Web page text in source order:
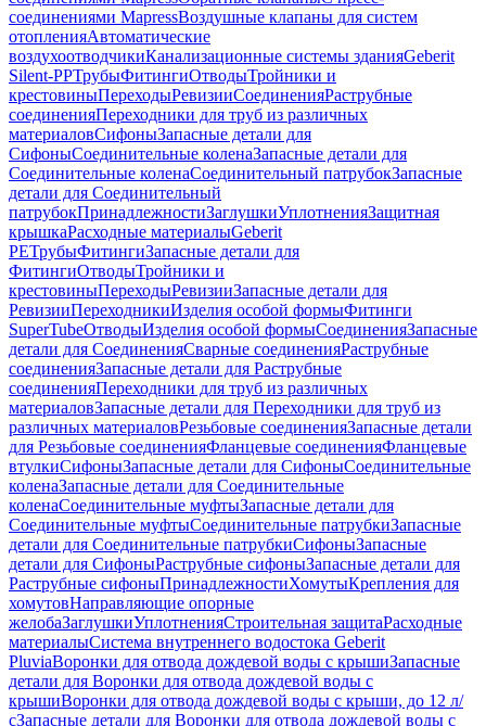
соединениями MapressВоздушные клапаны для систем
отопленияАвтоматические
воздухоотводчикиКанализационные системы зданияGeberit
Silent-PPТрубыФитингиОтводыТройники и
крестовиныПереходыРевизииСоединенияРаструбные
соединенияПереходники для труб из различных
материаловСифоныЗапасные детали для
СифоныСоединительные коленаЗапасные детали для
Соединительные коленаСоединительный патрубокЗапасные
детали для Соединительный
патрубокПринадлежностиЗаглушкиУплотненияЗащитная
крышкаРасходные материалыGeberit
PEТрубыФитингиЗапасные детали для
ФитингиОтводыТройники и
крестовиныПереходыРевизииЗапасные детали для
РевизииПереходникиИзделия особой формыФитинги
SuperTubeОтводыИзделия особой формыСоединенияЗапасные
детали для СоединенияСварные соединенияРаструбные
соединенияЗапасные детали для Раструбные
соединенияПереходники для труб из различных
материаловЗапасные детали для Переходники для труб из
различных материаловРезьбовые соединенияЗапасные детали
для Резьбовые соединенияФланцевые соединенияФланцевые
втулкиСифоныЗапасные детали для СифоныСоединительные
коленаЗапасные детали для Соединительные
коленаСоединительные муфтыЗапасные детали для
Соединительные муфтыСоединительные патрубкиЗапасные
детали для Соединительные патрубкиСифоныЗапасные
детали для СифоныРаструбные сифоныЗапасные детали для
Раструбные сифоныПринадлежностиХомутыКрепления для
хомутовНаправляющие опорные
желобаЗаглушкиУплотненияСтроительная защитаРасходные
материалыСистема внутреннего водостока Geberit
PluviaВоронки для отвода дождевой воды с крышиЗапасные
детали для Воронки для отвода дождевой воды с
крышиВоронки для отвода дождевой воды с крыши, до 12 л/
сЗапасные детали для Воронки для отвода дождевой воды с